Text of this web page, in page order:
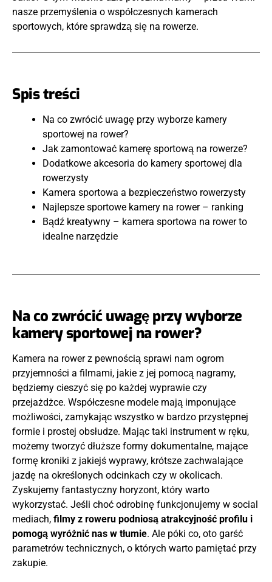
nasze przemyślenia o współczesnych kamerach
sportowych, które sprawdzą się na rowerze.
Spis treści
Na co zwrócić uwagę przy wyborze kamery
sportowej na rower?
Jak zamontować kamerę sportową na rowerze?
Dodatkowe akcesoria do kamery sportowej dla
rowerzysty
Kamera sportowa a bezpieczeństwo rowerzysty
Najlepsze sportowe kamery na rower – ranking
Bądź kreatywny – kamera sportowa na rower to
idealne narzędzie
Na co zwrócić uwagę przy wyborze
kamery sportowej na rower?
Kamera na rower z pewnością sprawi nam ogrom
przyjemności a filmami, jakie z jej pomocą nagramy,
będziemy cieszyć się po każdej wyprawie czy
przejażdżce. Współczesne modele mają imponujące
możliwości, zamykając wszystko w bardzo przystępnej
formie i prostej obsłudze. Mając taki instrument w ręku,
możemy tworzyć dłuższe formy dokumentalne, mające
formę kroniki z jakiejś wyprawy, krótsze zachwalające
jazdę na określonych odcinkach czy w okolicach.
Zyskujemy fantastyczny horyzont, który warto
wykorzystać. Jeśli choć odrobinę funkcjonujemy w social
mediach, filmy z roweru podniosą atrakcyjność profilu i
pomogą wyróżnić nas w tłumie. Ale póki co, oto garść
parametrów technicznych, o których warto pamiętać przy
zakupie.